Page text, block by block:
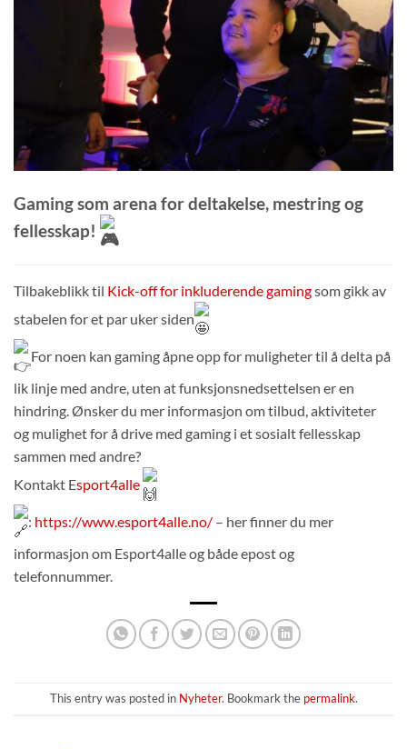
Gaming som arena for deltakelse, mestring og
fellesskap!
Tilbakeblikk til Kick-off for inkluderende gamingsom gikk av
stabelen for et par uker siden
For noen kan gaming åpne opp for muligheter til å delta på
lik linje med andre, uten at funksjonsnedsettelsen er en
hindring. Ønsker du mer informasjon om tilbud, aktiviteter
og mulighet for å drive med gaming i et sosialt fellesskap
sammen med andre?
Kontakt Esport4alle
: https://www.esport4alle.no/ – her finner du mer
informasjon om Esport4alle og både epost og
telefonnummer.
This entry was posted in Nyheter. Bookmark the permalink.